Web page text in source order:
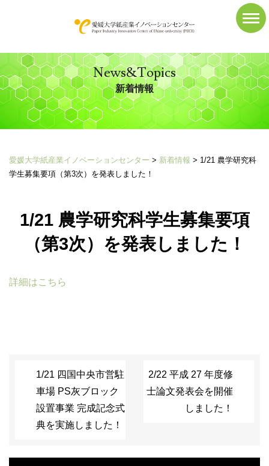
News&Topics
新着情報
愛媛大学紙産業イノベーションセンター > 新着情報 > 1/21 農学研究科
学生募集要項（第3次）を発表しました！
1/21 農学研究科学生募集要項
（第3次）を発表しました！
詳細はこちら
1/21 四国中央市営駐
車場 PS灰ブロック
設置事業 完成記念式
典を実施しました！
2/22 平成 27 年度修
士論文発表会を開催
しました！